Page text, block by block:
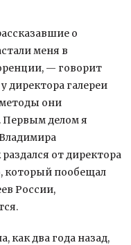
о
меня в
— говорит
директора галереи
они
Первым делом я
от директора
который пообещал
России,
как два года назад,